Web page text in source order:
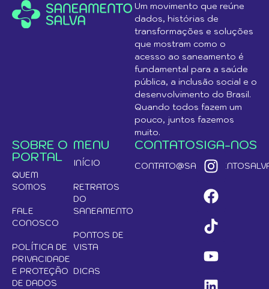
Um movimento que reúne
dados, histórias de
transformações e soluções
que mostram como o
acesso ao saneamento é
fundamental para a saúde
pública, a inclusão social e o
desenvolvimento do Brasil.
Quando todos fazem um
pouco, juntos fazemos
muito.
SOBRE O
PORTAL
QUEM
SOMOS
FALE
CONOSCO
POLÍTICA DE
PRIVACIDADE
E PROTEÇÃO
DE DADOS
MENU
INÍCIO
RETRATOS
DO
SANEAMENTO
PONTOS DE
VISTA
DICAS
CONTATOSIGA-NOS